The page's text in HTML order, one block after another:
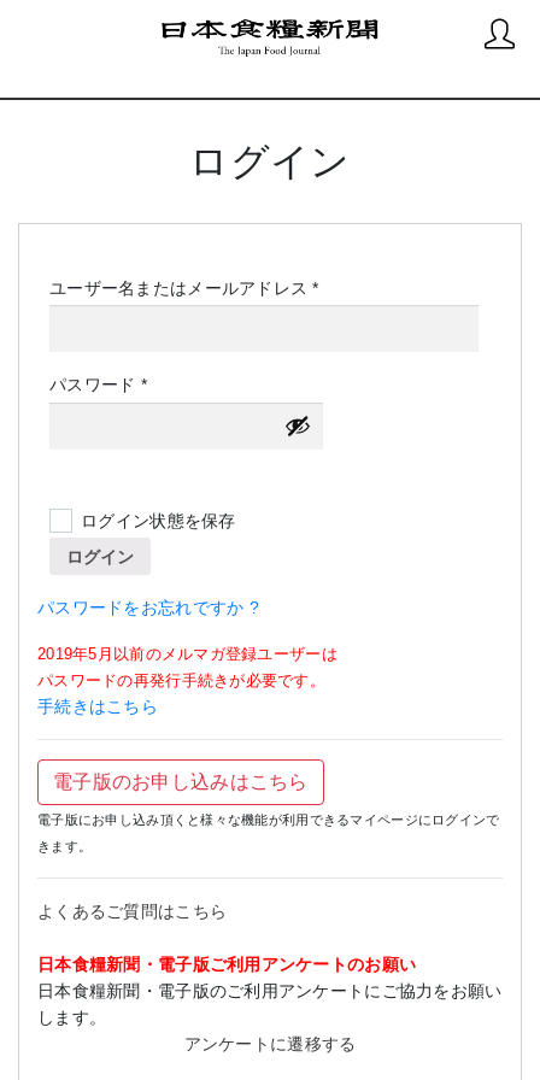
ログイン
ユーザー名またはメールアドレス*必
パスワード *必
須
ログイン状態を保存
ログイン
パスワードをお忘れですか ?
2019年5月以前のメルマガ登録ユーザーは
パスワードの再発行手続きが必要です。
手続きはこちら
電子版のお申し込みはこちら
電子版にお申し込み頂くと様々な機能が利用できるマイページにログインで
きます。
よくあるご質問はこちら
日本食糧新聞・電子版ご利用アンケートのお願い
日本食糧新聞・電子版のご利用アンケートにご協力をお願い
します。
アンケートに遷移する